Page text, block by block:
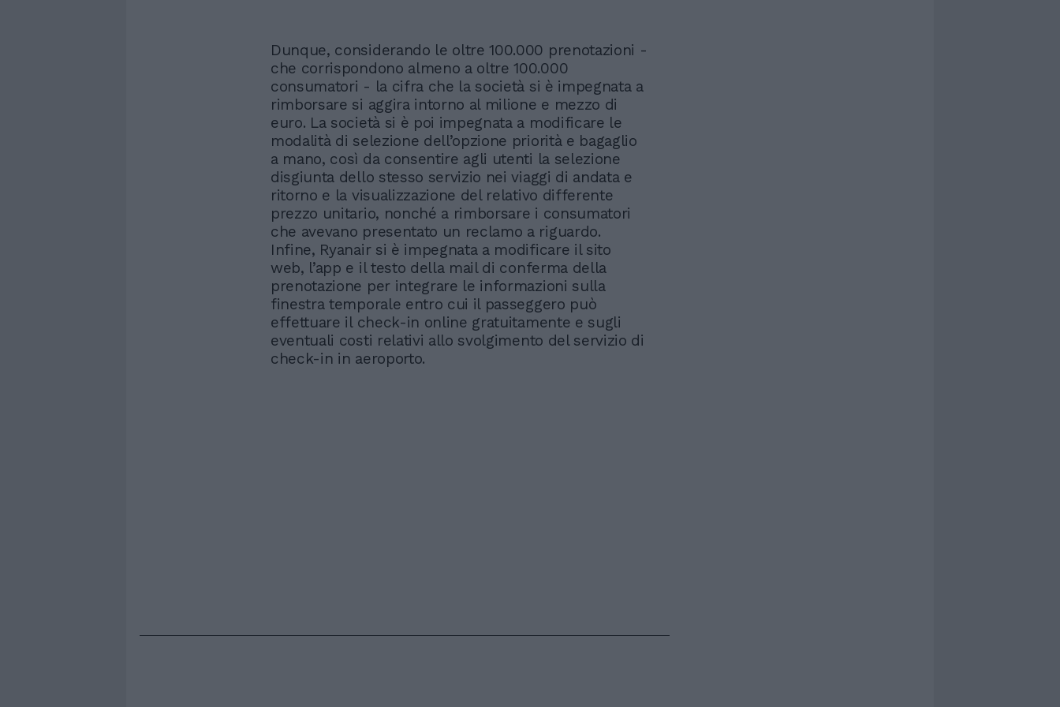
Dunque, considerando le oltre 100.000 prenotazioni -
che corrispondono almeno a oltre 100.000
consumatori - la cifra che la società si è impegnata a
rimborsare si aggira intorno al milione e mezzo di
euro. La società si è poi impegnata a modificare le
modalità di selezione dell’opzione priorità e bagaglio
a mano, così da consentire agli utenti la selezione
disgiunta dello stesso servizio nei viaggi di andata e
ritorno e la visualizzazione del relativo differente
prezzo unitario, nonché a rimborsare i consumatori
che avevano presentato un reclamo a riguardo.
Infine, Ryanair si è impegnata a modificare il sito
web, l’app e il testo della mail di conferma della
prenotazione per integrare le informazioni sulla
finestra temporale entro cui il passeggero può
effettuare il check-in online gratuitamente e sugli
eventuali costi relativi allo svolgimento del servizio di
check-in in aeroporto.